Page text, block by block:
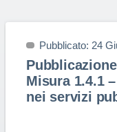
Pubblicato: 24
Misura 1.4.1
nei servizi